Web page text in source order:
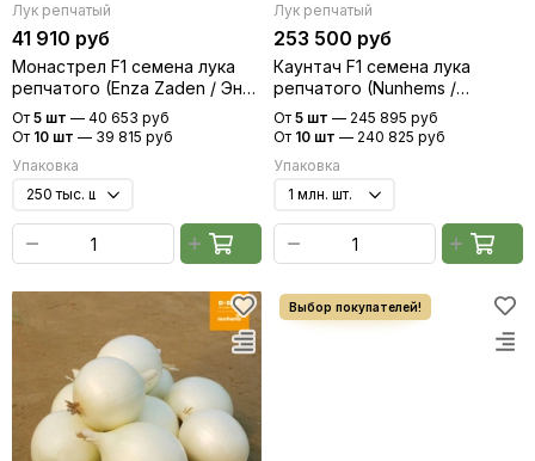
Лук репчатый
41 910 руб
Монастрел F1 семена лука
репчатого (Enza Zaden / Энза
Заден)
От 5 шт — 40 653 руб
От 10 шт — 39 815 руб
Упаковка
Лук репчатый
253 500 руб
Каунтач F1 семена лука
репчатого (Nunhems /
Нюнемс)
От 5 шт — 245 895 руб
От 10 шт — 240 825 руб
Упаковка